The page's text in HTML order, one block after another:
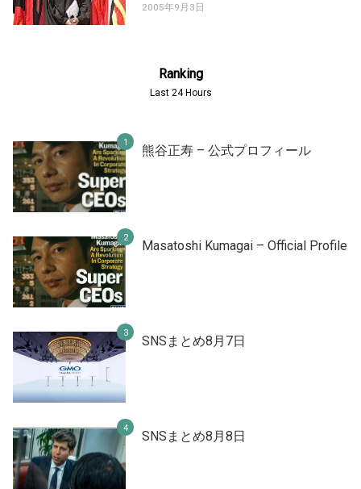
2005年9月3日
Ranking
Last 24 Hours
熊谷正寿 – 公式プロフィール
Masatoshi Kumagai – Official Profile
SNSまとめ8月7日
SNSまとめ8月8日